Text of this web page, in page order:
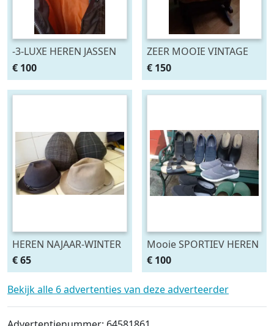
-3-LUXE HEREN JASSEN
VOOR HELE JAAR-ZO
GOED ALS NIEUW
€ 100
ZEER MOOIE VINTAGE
SCHOMEL STOEL,BREDE
ZITTING VAN EIKEN
€ 150
HEREN NAJAAR-WINTER
HOEDEN EN PETTEN M-
58-59
€ 65
Mooie SPORTIEV HEREN
SCHOENEN 10 PAAR
VOOR EEN PRIJS
€ 100
Bekijk alle 6 advertenties van deze adverteerder